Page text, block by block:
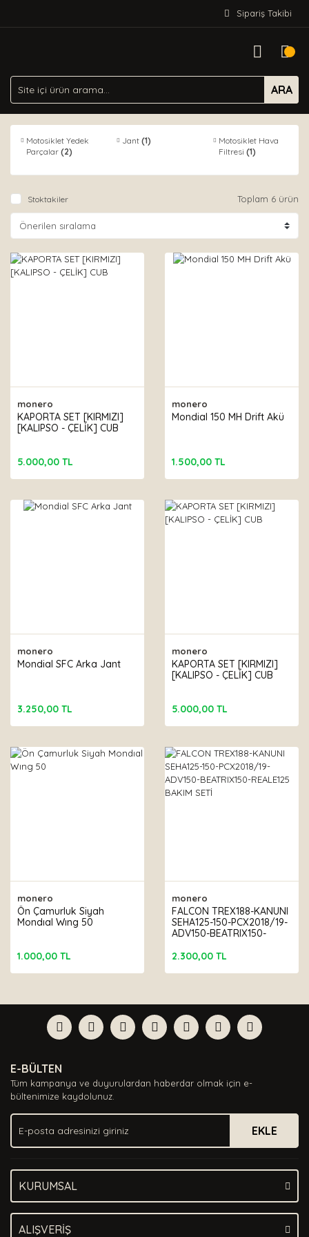
Sipariş Takibi
ARA
Motosiklet Yedek
Parçalar (2)
Jant(1)
Motosiklet Hava
Filtresi (1)
Stoktakiler Toplam 6 ürün
monero
KAPORTA SET [KIRMIZI]
[KALIPSO - ÇELİK] CUB
5.000,00 TL
monero
Mondial 150 MH Drift Akü
1.500,00 TL
monero
Mondial SFC Arka Jant
3.250,00 TL
monero
KAPORTA SET [KIRMIZI]
[KALIPSO - ÇELİK] CUB
5.000,00 TL
monero
Ön Çamurluk Siyah
Mondıal Wıng 50
1.000,00 TL
monero
FALCON TREX188-KANUNI
SEHA125-150-PCX2018/19-
ADV150-BEATRIX150-
2.300,00 TL
E-BÜLTEN
Tüm kampanya ve duyurulardan haberdar olmak için e-
bültenimize kaydolunuz.
EKLE
KURUMSAL
ALIŞVERİŞ